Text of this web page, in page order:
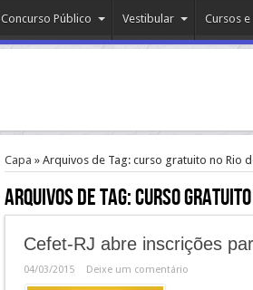
Concurso Público Vestibular Cursos
Capa » Arquivos de Tag: curso gratuito no Rio
Arquivos de Tag:curso gratuito
Cefet-RJ abre inscrições
04/03/2015 Deixe um comentário